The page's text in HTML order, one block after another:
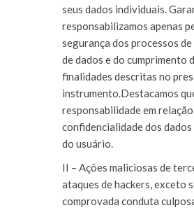
seus dados individuais.
responsabilizamos apenas
segurança dos processos
de dados e do cumprimento
finalidades descritas no
instrumento.Destacamos
responsabilidade em relação
confidencialidade dos dados
do usuário.
II – Ações maliciosas de
ataques de hackers, exceto
comprovada conduta